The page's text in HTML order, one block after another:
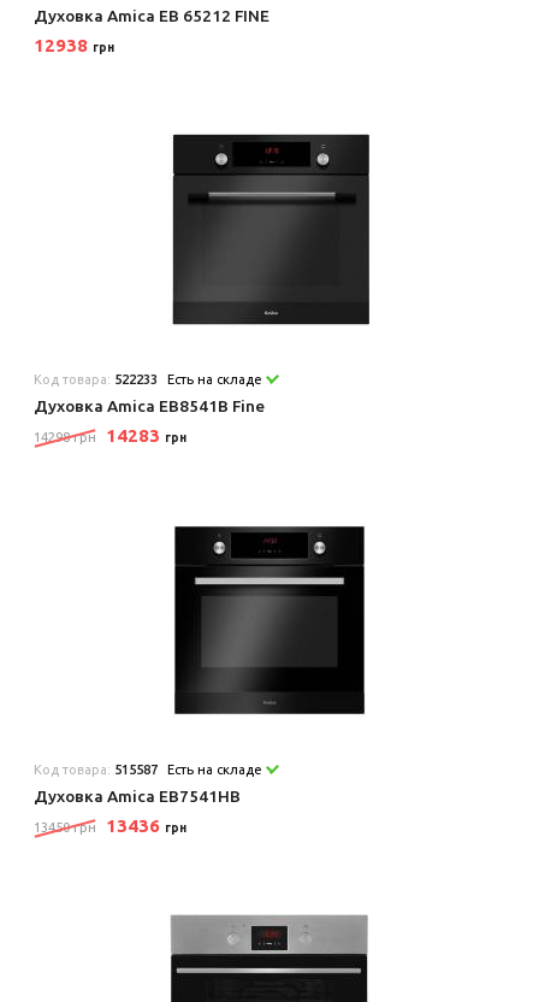
Духовка Amica EB 65212 FINE
12938 грн
Код товара: 522233 Есть на складе
Духовка Amica EB8541B Fine
14298 грн 14283 грн
Код товара: 515587 Есть на складе
Духовка Amica EB7541HB
13450 грн 13436 грн